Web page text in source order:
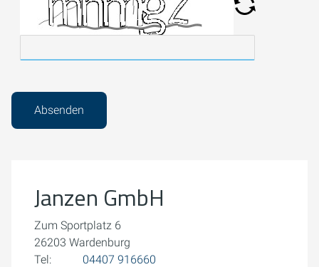
Absenden
Um externe Karten-Inhalte anzuzeigen, benötigen wir
Cookie-Einstellungen öffnen
Janzen GmbH
Zum Sportplatz 6
26203 Wardenburg
Tel:
04407 916660